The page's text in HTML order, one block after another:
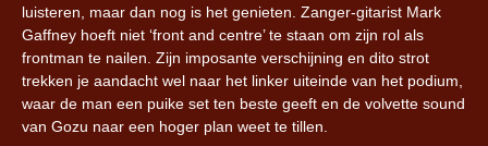
luisteren, maar dan nog is het genieten. Zanger-gitarist Mark
Gaffney hoeft niet ‘front and centre’ te staan om zijn rol als
frontman te nailen. Zijn imposante verschijning en dito strot
trekken je aandacht wel naar het linker uiteinde van het podium,
waar de man een puike set ten beste geeft en de volvette sound
van Gozu naar een hoger plan weet te tillen.